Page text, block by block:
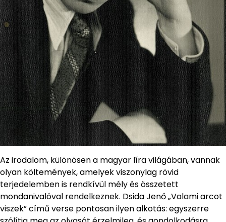
Az irodalom, különösen a magyar líra világában, vannak
olyan költemények, amelyek viszonylag rövid
terjedelemben is rendkívül mély és összetett
mondanivalóval rendelkeznek. Dsida Jenő „Valami arcot
viszek” című verse pontosan ilyen alkotás: egyszerre